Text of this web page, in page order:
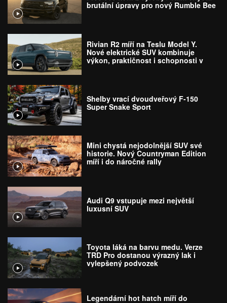
brutální úpravy pro nový Rumble Bee
Rivian R2 míří na Teslu Model Y.
Nové elektrické SUV kombinuje
výkon, praktičnost i schopnosti v
Shelby vrací dvoudveřový F-150
Super Snake Sport
Mini chystá nejodolnější SUV své
historie. Nový Countryman Edition
míří i do náročné rally
Audi Q9 vstupuje mezi největší
luxusní SUV
Toyota láká na barvu medu. Verze
TRD Pro dostanou výrazný lak i
vylepšený podvozek
Legendární hot hatch míří do